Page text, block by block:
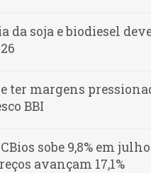
da soja e biodiesel
ter margens
BBI
sobe 9,8% em
avançam 17,1%